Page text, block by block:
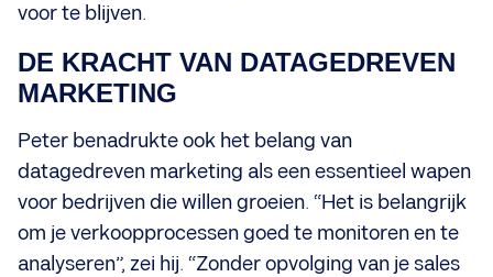
voor te blijven.
DE KRACHT VAN DATAGEDREVEN
MARKETING
Peter benadrukte ook het belang van
datagedreven marketing als een essentieel wapen
voor bedrijven die willen groeien. “Het is belangrijk
om je verkoopprocessen goed te monitoren en te
analyseren”, zei hij. “Zonder opvolging van je sales